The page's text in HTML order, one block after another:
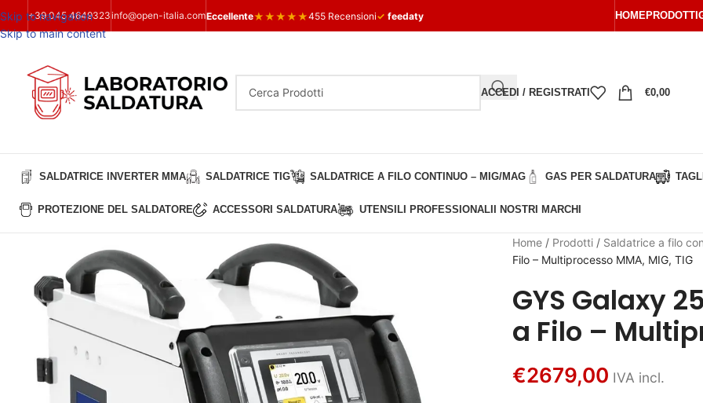
Skip to navigation
Skip to main content
+39 045 4649323info@open-italia.comEccellente★★★★★455 Recensioni✓ feedaty HOMEPRODOTTI
ACCEDI / REGISTRATI €0,00
SALDATRICE INVERTER MMA SALDATRICE TIG SALDATRICE A FILO CONTINUO – MIG/MAG GAS PER SALDATURA
PROTEZIONE DEL SALDATORE ACCESSORI SALDATURA UTENSILI PROFESSIONALI I NOSTRI MARCHI
Home/ Prodotti/ Saldatrice a filo
Filo – Multiprocesso MMA, MIG, TIG
GYS Galaxy
a Filo –
€2679,00 IVA incl.